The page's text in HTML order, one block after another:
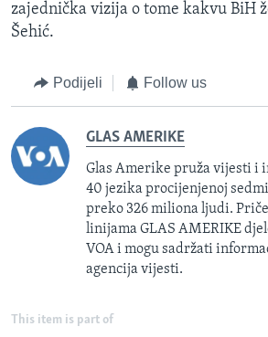
zajednička vizija o tome kakvu BiH
Šehić.
Podijeli Follow us
GLAS AMERIKE
Glas Amerike pruža vijesti i
40 jezika procijenjenoj
preko 326 miliona ljudi.
linijama GLAS AMERIKE
VOA i mogu sadržati
agencija vijesti.
This item is part of